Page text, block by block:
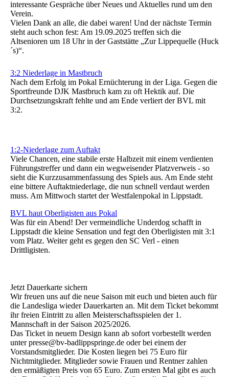
interessante Gespräche über Neues und Aktuelles rund um den
Verein.
Vielen Dank an alle, die dabei waren! Und der nächste Termin
steht auch schon fest: Am 19.09.2025 treffen sich die
Altsenioren um 18 Uhr in der Gaststätte „Zur Lippequelle (Huck
´s)“.
3:2 Niederlage in Mastbruch
Nach dem Erfolg im Pokal Ernüchterung in der Liga. Gegen die
Sportfreunde DJK Mastbruch kam zu oft Hektik auf. Die
Durchsetzungskraft fehlte und am Ende verliert der BVL mit
3:2.
1:2-Niederlage zum Auftakt
Viele Chancen, eine stabile erste Halbzeit mit einem verdienten
Führungstreffer und dann ein wegweisender Platzverweis - so
sieht die Kurzzusammenfassung des Spiels aus. Am Ende steht
eine bittere Auftaktniederlage, die nun schnell verdaut werden
muss. Am Mittwoch startet der Westfalenpokal in Lippstadt.
BVL haut Oberligisten aus Pokal
Was für ein Abend! Der vermeindliche Underdog schafft in
Lippstadt die kleine Sensation und fegt den Oberligisten mit 3:1
vom Platz. Weiter geht es gegen den SC Verl - einen
Drittligisten.
Jetzt Dauerkarte sichern
Wir freuen uns auf die neue Saison mit euch und bieten auch für
die Landesliga wieder Dauerkarten an. Mit dem Ticket bekommt
ihr freien Eintritt zu allen Meisterschaftsspielen der 1.
Mannschaft in der Saison 2025/2026.
Das Ticket in neuem Design kann ab sofort vorbestellt werden
unter presse@bv-badlippspringe.de oder bei einem der
Vorstandsmitglieder. Die Kosten liegen bei 75 Euro für
Nichtmitglieder. Mitglieder sowie Frauen und Rentner zahlen
den ermäßigten Preis von 65 Euro. Zum ersten Mal gibt es auch